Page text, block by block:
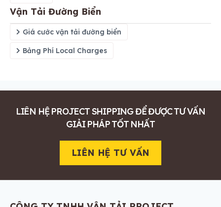
Vận Tải Đường Biển
Giá cước vận tải đường biển
Bảng Phí Local Charges
LIÊN HỆ PROJECT SHIPPING ĐỂ ĐƯỢC TƯ VẤN
GIẢI PHÁP TỐT NHẤT
LIÊN HỆ TƯ VẤN